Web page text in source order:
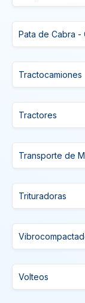
Pata de Cabra -
Tractocamiones
Tractores
Transporte de
Trituradoras
Volteos